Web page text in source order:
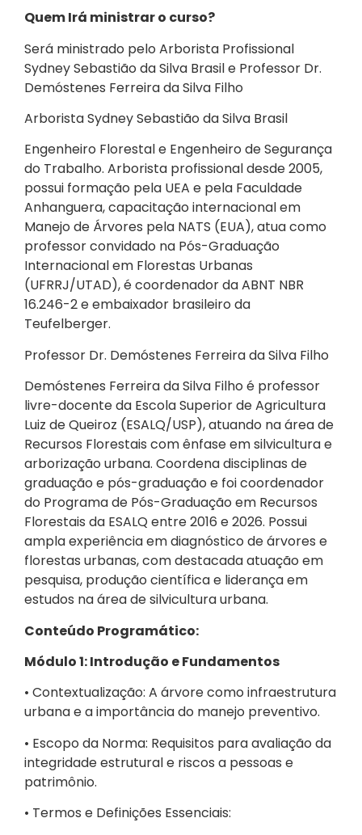
Quem Irá ministrar o curso?
Será ministrado pelo Arborista Profissional
Sydney Sebastião da Silva Brasil e Professor Dr.
Demóstenes Ferreira da Silva Filho
Arborista Sydney Sebastião da Silva Brasil
Engenheiro Florestal e Engenheiro de Segurança
do Trabalho. Arborista profissional desde 2005,
possui formação pela UEA e pela Faculdade
Anhanguera, capacitação internacional em
Manejo de Árvores pela NATS (EUA), atua como
professor convidado na Pós-Graduação
Internacional em Florestas Urbanas
(UFRRJ/UTAD), é coordenador da ABNT NBR
16.246-2 e embaixador brasileiro da
Teufelberger.
Professor Dr. Demóstenes Ferreira da Silva Filho
Demóstenes Ferreira da Silva Filho é professor
livre-docente da Escola Superior de Agricultura
Luiz de Queiroz (ESALQ/USP), atuando na área de
Recursos Florestais com ênfase em silvicultura e
arborização urbana. Coordena disciplinas de
graduação e pós-graduação e foi coordenador
do Programa de Pós-Graduação em Recursos
Florestais da ESALQ entre 2016 e 2026. Possui
ampla experiência em diagnóstico de árvores e
florestas urbanas, com destacada atuação em
pesquisa, produção científica e liderança em
estudos na área de silvicultura urbana.
Conteúdo Programático:
Módulo 1: Introdução e Fundamentos
• Contextualização: A árvore como infraestrutura
urbana e a importância do manejo preventivo.
• Escopo da Norma: Requisitos para avaliação da
integridade estrutural e riscos a pessoas e
patrimônio.
• Termos e Definições Essenciais: